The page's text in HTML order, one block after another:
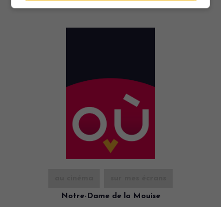
Notre-Dame de la Mouise